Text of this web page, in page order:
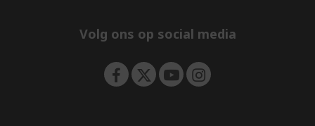
e
Volg ons op social media